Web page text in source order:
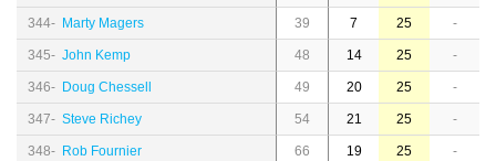
344- Marty Magers 39 7 25 -
345- John Kemp 48 14 25 -
346- Doug Chessell 49 20 25 -
347- Steve Richey 54 21 25 -
348- Rob Fournier 66 19 25 -